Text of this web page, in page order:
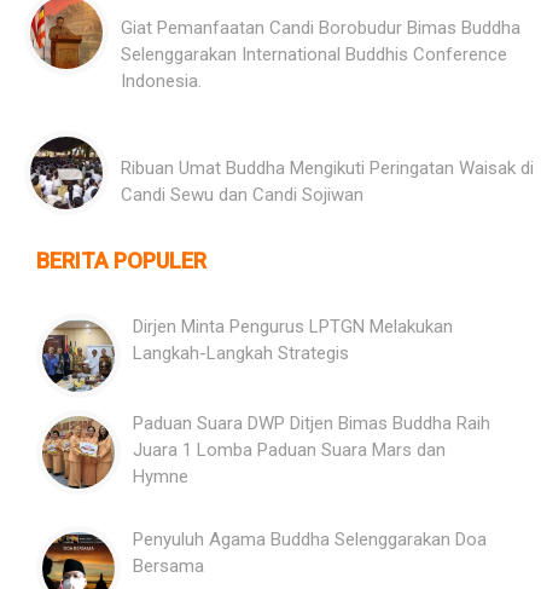
Giat Pemanfaatan Candi Borobudur Bimas Buddha
Selenggarakan International Buddhis Conference
Indonesia.
Ribuan Umat Buddha Mengikuti Peringatan Waisak di
Candi Sewu dan Candi Sojiwan
BERITA POPULER
Dirjen Minta Pengurus LPTGN Melakukan
Langkah-Langkah Strategis
Paduan Suara DWP Ditjen Bimas Buddha Raih
Juara 1 Lomba Paduan Suara Mars dan
Hymne
Penyuluh Agama Buddha Selenggarakan Doa
Bersama